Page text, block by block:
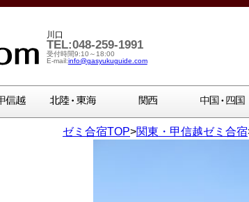
川口
TEL:048-259-1991
受付時間9:10～18:00
E-mail:info@gasyukuguide.com
ゼミ合宿TOP>関東・甲信越ゼミ合宿